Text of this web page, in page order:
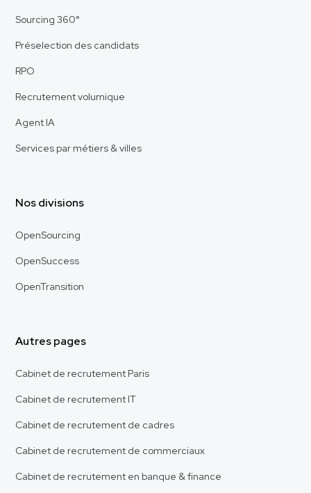
Sourcing 360°
Préselection des candidats
RPO
Recrutement volumique
Agent IA
Services par métiers & villes
Nos divisions
OpenSourcing
OpenSuccess
OpenTransition
Autres pages
Cabinet de recrutement Paris
Cabinet de recrutement IT
Cabinet de recrutement de cadres
Cabinet de recrutement de commerciaux
Cabinet de recrutement en banque & finance